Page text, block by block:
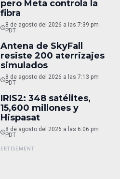
pero Meta controla la
fibra
8 de agosto del 2026 a las 7:39 pm
PDT
Antena de SkyFall
resiste 200 aterrizajes
simulados
8 de agosto del 2026 a las 7:13 pm
PDT
IRIS2: 348 satélites,
15,600 millones y
Hispasat
8 de agosto del 2026 a las 6:06 pm
PDT